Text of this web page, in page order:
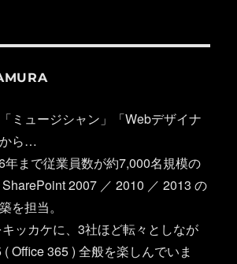
ミュージシャン」「Webデザイナ
ら…
年まで従業員数が約7,000名規模の
2007 ／ 2010 ／ 2013 の
を担当。
ッカケに、3社ほど転々としなが
Office 365 ) 全般を楽しんでいま